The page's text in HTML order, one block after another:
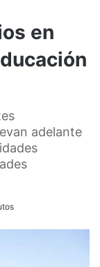
en
adelante